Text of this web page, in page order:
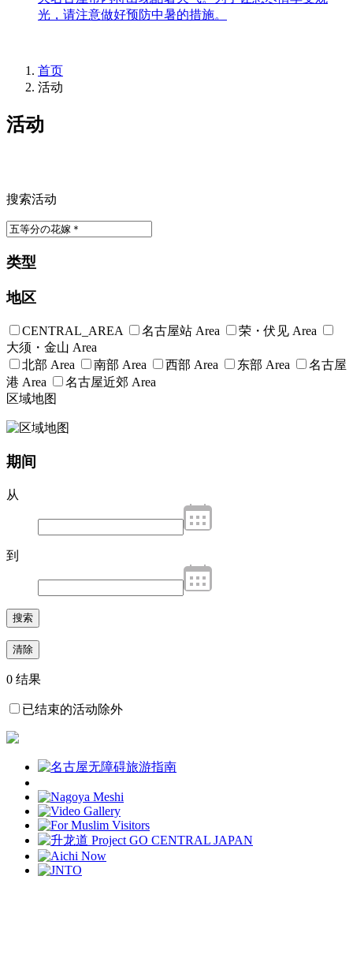
光，请注意做好预防中暑的措施。
首页
活动
活动
搜索活动
类型
地区
CENTRAL_AREA 名古屋站 Area
荣・伏见 Area
大须・金山 Area
北部 Area
南部 Area 西部 Area 东部 Area
名古屋
港 Area
名古屋近郊 Area
区域地图
期间
从
到
搜索
清除
0 结果
已结束的活动除外